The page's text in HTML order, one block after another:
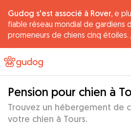
Gudog s'est associé à Rover, e
fiable réseau mondial de gardiens
promeneurs de chiens cinq étoiles.
Pension pour chien à
Trouvez un hébergement de
votre chien à Tours.